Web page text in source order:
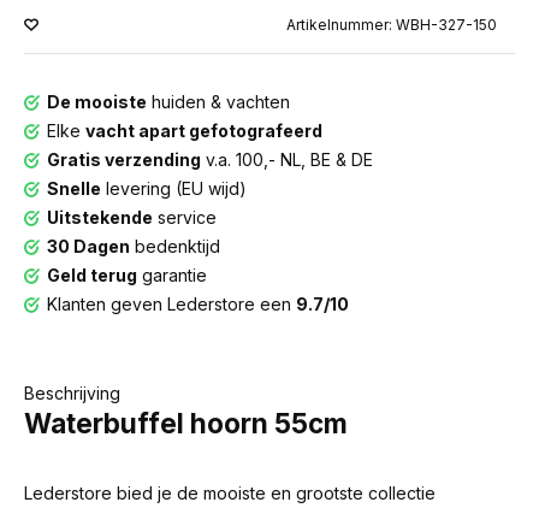
Artikelnummer: WBH-327-150
De mooiste huiden & vachten
Elke vacht apart gefotografeerd
Gratis verzending v.a. 100,- NL, BE & DE
Snelle levering (EU wijd)
Uitstekende service
30 Dagen bedenktijd
Geld terug garantie
Klanten geven Lederstore een 9.7/10
Beschrijving
Waterbuffel hoorn 55cm
Lederstore bied je de mooiste en grootste collectie